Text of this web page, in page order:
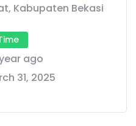
Kabupaten Bekasi
ago
31, 2025